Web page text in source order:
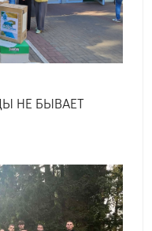
НЕ БЫВАЕТ